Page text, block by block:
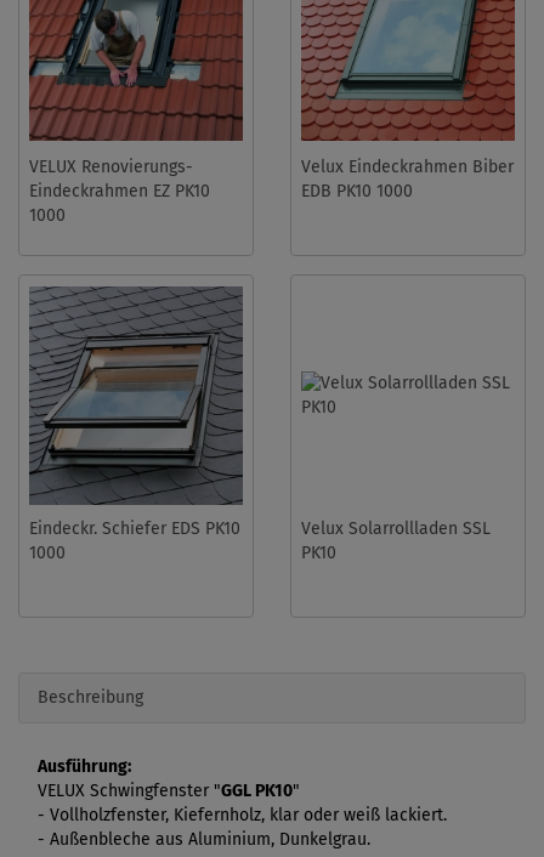
VELUX Renovierungs-
Eindeckrahmen EZ PK10
1000
Velux Eindeckrahmen Biber
EDB PK10 1000
Eindeckr. Schiefer EDS PK10
1000
Velux Solarrollladen SSL
PK10
Beschreibung
Ausführung:
VELUX Schwingfenster "GGL PK10"
- Vollholzfenster, Kiefernholz, klar oder weiß lackiert.
- Außenbleche aus Aluminium, Dunkelgrau.